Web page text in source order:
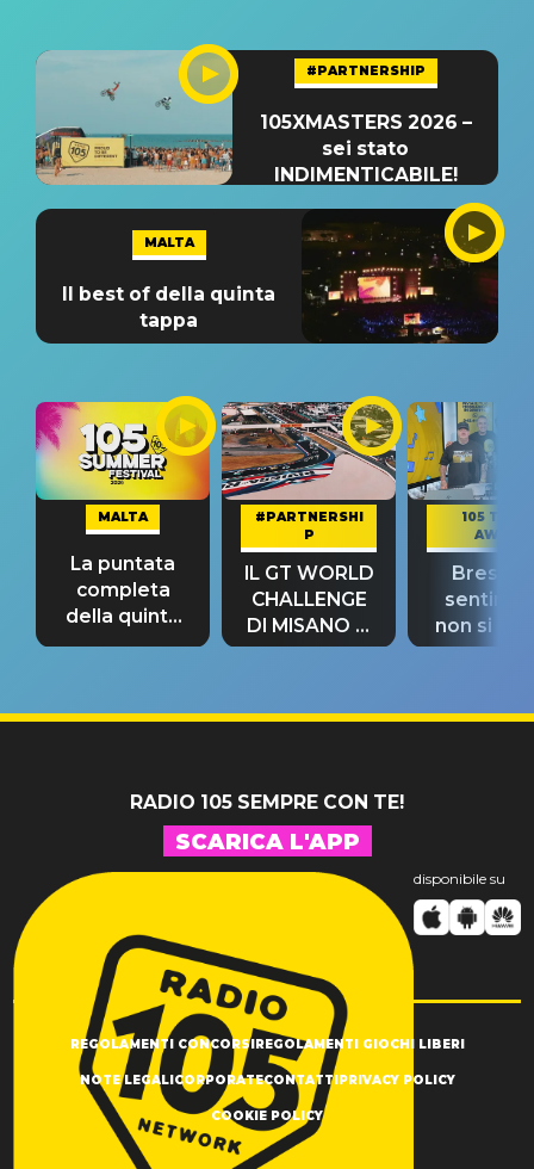
#PARTNERSHIP
105XMASTERS 2026 –
sei stato
INDIMENTICABILE!
MALTA
Il best of della quinta
tappa
MALTA
La puntata
completa
della quinta
tappa
#PARTNERSHI
P
IL GT WORLD
CHALLENGE
DI MISANO si
riconferma
105 TAKE
AWAY
Bresh:
non si
fino alla
RADIO 105 SEMPRE CON TE!
SCARICA L'APP
disponibile su
REGOLAMENTI CONCORSIREGOLAMENTI GIOCHI LIBERI
NOTE LEGALICORPORATECONTATTIPRIVACY POLICY
COOKIE POLICY